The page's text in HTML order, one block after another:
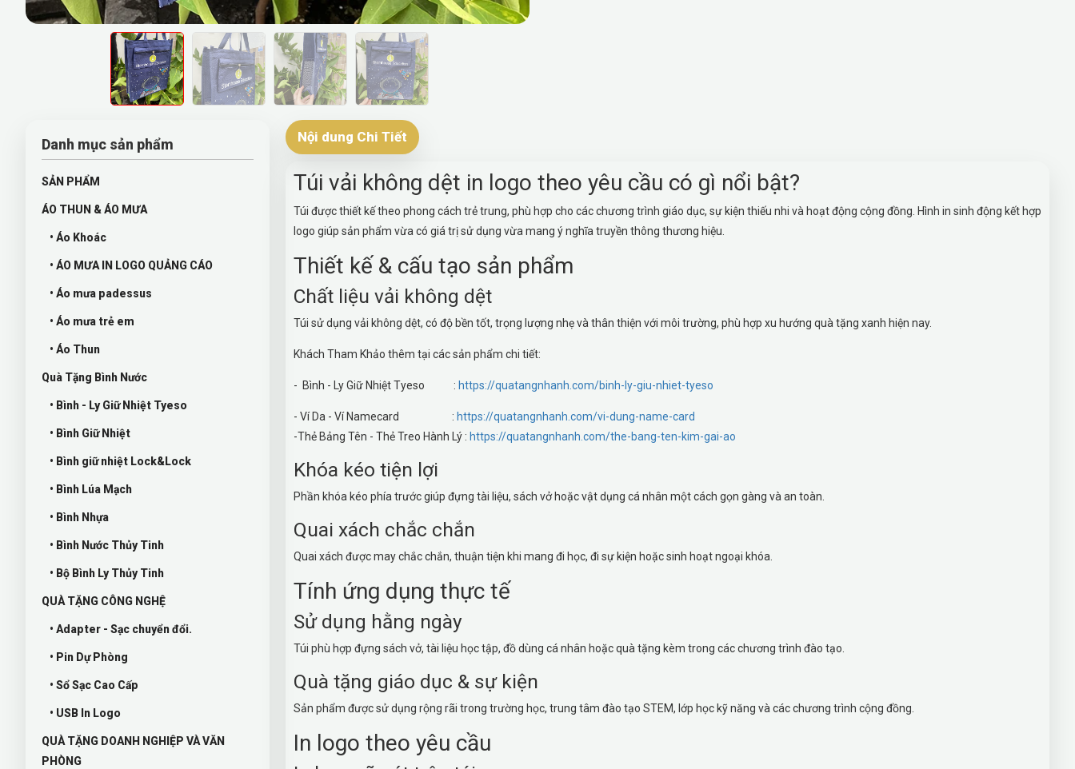
Danh mục sản phẩm
SẢN PHẨM
ÁO THUN & ÁO MƯA
• Áo Khoác
• ÁO MƯA IN LOGO QUẢNG CÁO
• Áo mưa padessus
• Áo mưa trẻ em
• Áo Thun
Quà Tặng Bình Nước
• Bình - Ly Giữ Nhiệt Tyeso
• Bình Giữ Nhiệt
• Bình giữ nhiệt Lock&Lock
• Bình Lúa Mạch
• Bình Nhựa
• Bình Nước Thủy Tinh
• Bộ Bình Ly Thủy Tinh
QUÀ TẶNG CÔNG NGHỆ
• Adapter - Sạc chuyển đổi.
• Pin Dự Phòng
• Sổ Sạc Cao Cấp
• USB In Logo
QUÀ TẶNG DOANH NGHIỆP VÀ VĂN
PHÒNG
Nội dung Chi Tiết
Túi vải không dệt in logo theo yêu cầu có gì nổi bật?
Túi được thiết kế theo phong cách trẻ trung, phù hợp cho các chương trình giáo dục, sự kiện thiếu nhi và hoạt động cộng đồng. Hình in sinh động kết hợp
logo giúp sản phẩm vừa có giá trị sử dụng vừa mang ý nghĩa truyền thông thương hiệu.
Thiết kế & cấu tạo sản phẩm
Chất liệu vải không dệt
Túi sử dụng vải không dệt, có độ bền tốt, trọng lượng nhẹ và thân thiện với môi trường, phù hợp xu hướng quà tặng xanh hiện nay.
Khách Tham Khảo thêm tại các sản phẩm chi tiết:
- Bình - Ly Giữ Nhiệt Tyeso : https://quatangnhanh.com/binh-ly-giu-nhiet-tyeso
- Ví Da - Ví Namecard : https://quatangnhanh.com/vi-dung-name-card
-Thẻ Bảng Tên - Thẻ Treo Hành Lý : https://quatangnhanh.com/the-bang-ten-kim-gai-ao
Khóa kéo tiện lợi
Phần khóa kéo phía trước giúp đựng tài liệu, sách vở hoặc vật dụng cá nhân một cách gọn gàng và an toàn.
Quai xách chắc chắn
Quai xách được may chắc chắn, thuận tiện khi mang đi học, đi sự kiện hoặc sinh hoạt ngoại khóa.
Tính ứng dụng thực tế
Sử dụng hằng ngày
Túi phù hợp đựng sách vở, tài liệu học tập, đồ dùng cá nhân hoặc quà tặng kèm trong các chương trình đào tạo.
Quà tặng giáo dục & sự kiện
Sản phẩm được sử dụng rộng rãi trong trường học, trung tâm đào tạo STEM, lớp học kỹ năng và các chương trình cộng đồng.
In logo theo yêu cầu